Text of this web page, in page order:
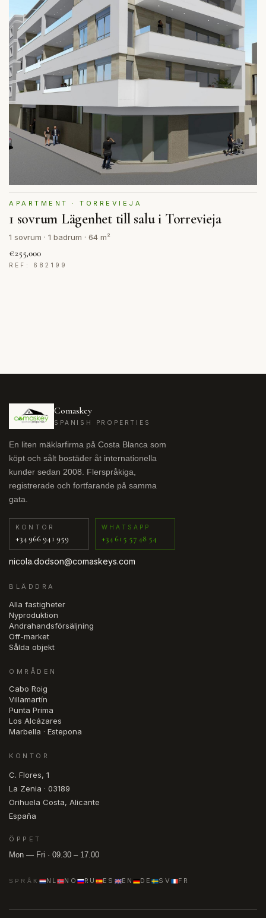
APARTMENT · TORREVIEJA
1 sovrum Lägenhet till salu i Torrevieja
1 sovrum · 1 badrum · 64 m²
€255,000
REF: 682199
Comaskey
SPANISH PROPERTIES
En liten mäklarfirma på Costa Blanca som
köpt och sålt bostäder åt internationella
kunder sedan 2008. Flerspråkiga,
registrerade och fortfarande på samma
gata.
KONTOR
+34 966 941 959
WHATSAPP
+34 615 57 48 54
nicola.dodson@comaskeys.com
BLÄDDRA
Alla fastigheter
Nyproduktion
Andrahandsförsäljning
Off-market
Sålda objekt
OMRÅDEN
Cabo Roig
Villamartín
Punta Prima
Los Alcázares
Marbella · Estepona
KONTOR
C. Flores, 1
La Zenia · 03189
Orihuela Costa, Alicante
España
ÖPPET
Mon — Fri · 09.30 – 17.00
SPRÅK NL NO RU ES EN DE SV FR